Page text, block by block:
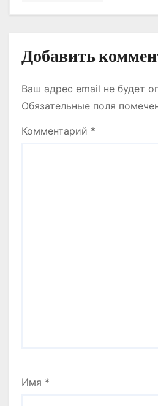
Добавить
Ваш адрес email не будет
Обязательные поля
Комментарий *
Имя *